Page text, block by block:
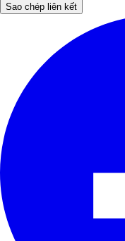
Sao chép liên kết